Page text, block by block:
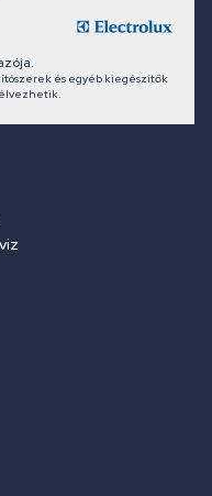
és egyéb kiegészítők